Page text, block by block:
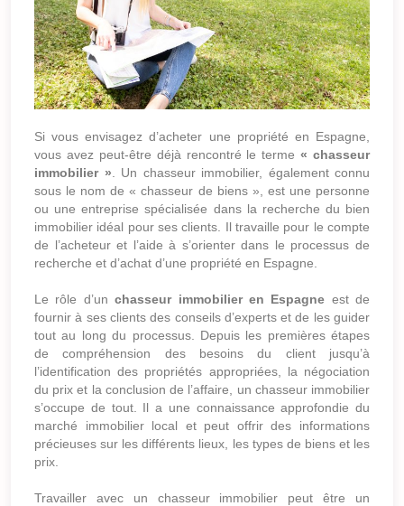
Si vous envisagez d’acheter une propriété en Espagne,
vous avez peut-être déjà rencontré le terme« chasseur
immobilier » . Un chasseur immobilier, également connu
sous le nom de « chasseur de biens », est une personne
ou une entreprise spécialisée dans la recherche du bien
immobilier idéal pour ses clients. Il travaille pour le compte
de l’acheteur et l’aide à s’orienter dans le processus de
recherche et d’achat d’une propriété en Espagne.
Le rôle d’unchasseur immobilier en Espagne est de
fournir à ses clients des conseils d’experts et de les guider
tout au long du processus. Depuis les premières étapes
de compréhension des besoins du client jusqu’à
l’identification des propriétés appropriées, la négociation
du prix et la conclusion de l’affaire, un chasseur immobilier
s’occupe de tout. Il a une connaissance approfondie du
marché immobilier local et peut offrir des informations
précieuses sur les différents lieux, les types de biens et les
prix.
Travailler avec un chasseur immobilier peut être un